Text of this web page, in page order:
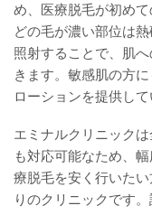
め、医療脱毛が初め
どの毛が濃い部位は
照射することで、肌
きます。敏感肌の方
ローションを提供して
エミナルクリニック
も対応可能なため、
療脱毛を安く行いた
りのクリニックです